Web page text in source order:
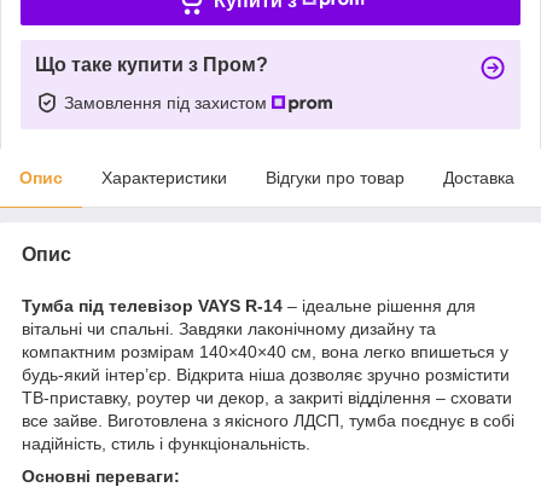
Що таке купити з Пром?
Замовлення під захистом
Опис Характеристики Відгуки про товар Доставка
Опис
Тумба під телевізор VAYS R-14 – ідеальне рішення для
вітальні чи спальні. Завдяки лаконічному дизайну та
компактним розмірам 140×40×40 см, вона легко впишеться у
будь-який інтер’єр. Відкрита ніша дозволяє зручно розмістити
ТВ-приставку, роутер чи декор, а закриті відділення – сховати
все зайве. Виготовлена з якісного ЛДСП, тумба поєднує в собі
надійність, стиль і функціональність.
Основні переваги: